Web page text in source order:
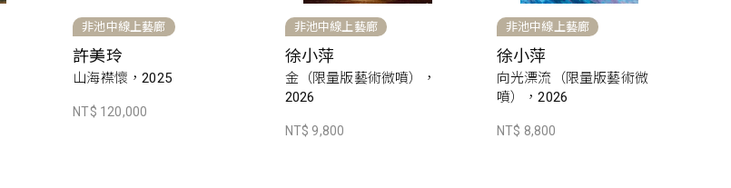
非池中線上藝廊
許美玲
山海襟懷，2025
NT$ 120,000
非池中線上藝廊
徐小萍
金（限量版藝術微噴），
2026
NT$ 9,800
非池中線上藝廊
徐小萍
向光漂流（限量版藝術微
噴），2026
NT$ 8,800